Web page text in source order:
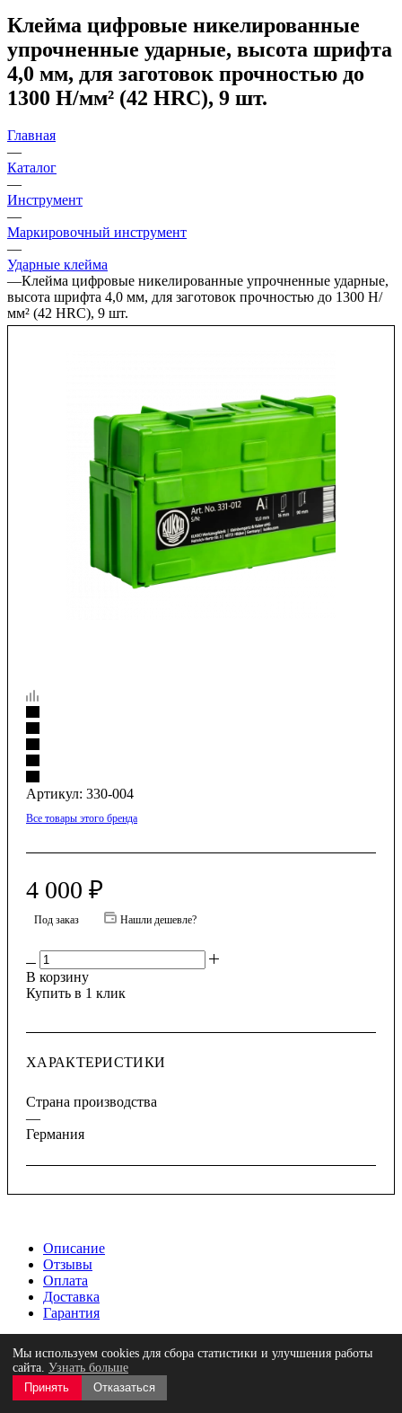
Клейма цифровые никелированные
упрочненные ударные, высота шрифта
4,0 мм, для заготовок прочностью до
1300 H/мм² (42 HRC), 9 шт.
Главная
—
Каталог
—
Инструмент
—
Маркировочный инструмент
—
Ударные клейма
—Клейма цифровые никелированные упрочненные ударные,
высота шрифта 4,0 мм, для заготовок прочностью до 1300 H/
мм² (42 HRC), 9 шт.
Артикул: 330-004
Все товары этого бренда
4 000 ₽
Под заказ Нашли дешевле?
В корзину
Купить в 1 клик
ХАРАКТЕРИСТИКИ
Страна производства
—
Германия
Описание
Отзывы
Оплата
Доставка
Гарантия
цифровых клейм по металлу из 9 предметов, высота шрифта
4,0 мм, ширина клейма 8 мм, длина клейма 70 мм, серия 330-
000 используется для безотказной маркировки заготовок с
Мы используем cookies для сбора статистики и улучшения работы
сайта. Узнать больше
Принять
Отказаться